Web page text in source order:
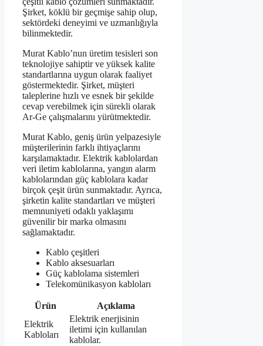
Şirket, köklü bir geçmişe sahip olup,
sektördeki deneyimi ve uzmanlığıyla
bilinmektedir.
Murat Kablo’nun üretim tesisleri son
teknolojiye sahiptir ve yüksek kalite
standartlarına uygun olarak faaliyet
göstermektedir. Şirket, müşteri
taleplerine hızlı ve esnek bir şekilde
cevap verebilmek için sürekli olarak
Ar-Ge çalışmalarını yürütmektedir.
Murat Kablo, geniş ürün yelpazesiyle
müşterilerinin farklı ihtiyaçlarını
karşılamaktadır. Elektrik kablolardan
veri iletim kablolarına, yangın alarm
kablolarından güç kablolara kadar
birçok çeşit ürün sunmaktadır. Ayrıca,
şirketin kalite standartları ve müşteri
memnuniyeti odaklı yaklaşımı
güvenilir bir marka olmasını
sağlamaktadır.
Kablo çeşitleri
Kablo aksesuarları
Güç kablolama sistemleri
Telekomünikasyon kabloları
Ürün
Açıklama
Elektrik
Kabloları
Elektrik enerjisinin
iletimi için kullanılan
kablolar.